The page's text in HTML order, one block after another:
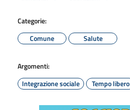
Categorie:
Comune
Salute
Argomenti:
Integrazione sociale
Tempo libero